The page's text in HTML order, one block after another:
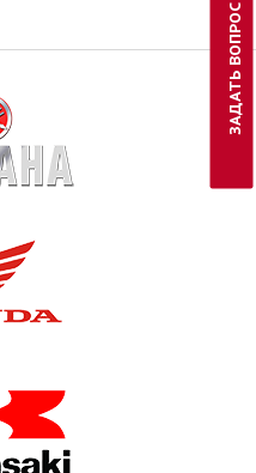
ЗАДАТЬ ВОПРОС